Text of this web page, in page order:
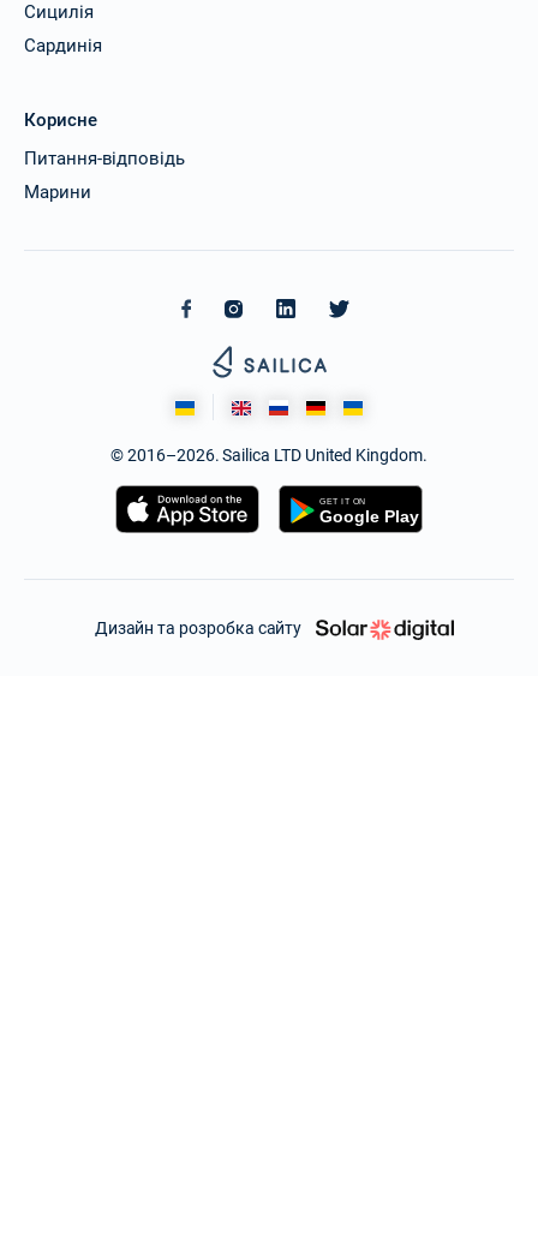
Сицилія
Сардинія
Корисне
Питання-відповідь
Марини
© 2016–2026. Sailica LTD United Kingdom.
Дизайн та розробка сайту